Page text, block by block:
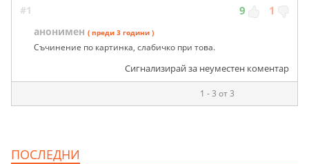
#1 9 1
анонимен ( преди 3 години )
Съчинение по картинка, слабичко при това.
Сигнализирай за неуместен коментар
1 - 3 от 3
ПОСЛЕДНИ